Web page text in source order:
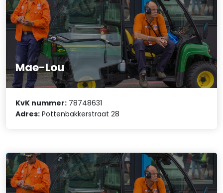
Mae-Lou
KvK nummer: 78748631
Adres: Pottenbakkerstraat 28